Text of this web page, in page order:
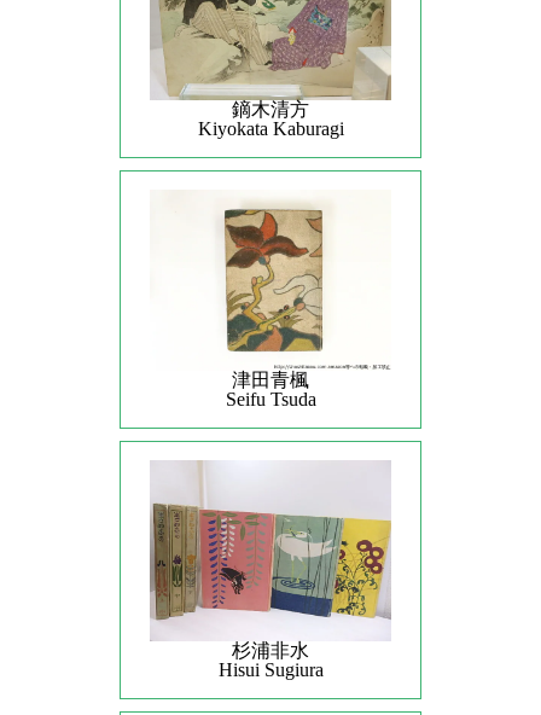
鏑木清方
Kiyokata Kaburagi
津田青楓
Seifu Tsuda
杉浦非水
Hisui Sugiura